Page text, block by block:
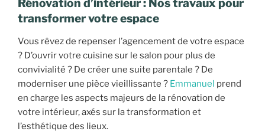
Rénovation d’intérieur : Nos travaux pour
transformer votre espace
Vous rêvez de repenser l’agencement de votre espace
? D’ouvrir votre cuisine sur le salon pour plus de
convivialité ? De créer une suite parentale ? De
moderniser une pièce vieillissante ? Emmanuel prend
en charge les aspects majeurs de la rénovation de
votre intérieur, axés sur la transformation et
l’esthétique des lieux.